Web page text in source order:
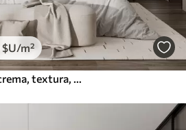
$U/m²